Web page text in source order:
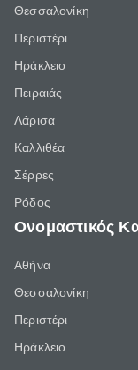
Θεσσαλονίκη
Περιστέρι
Ηράκλειο
Πειραιάς
Λάρισα
Καλλιθέα
Σέρρες
Ρόδος
Ονομαστικός
Αθήνα
Θεσσαλονίκη
Περιστέρι
Ηράκλειο